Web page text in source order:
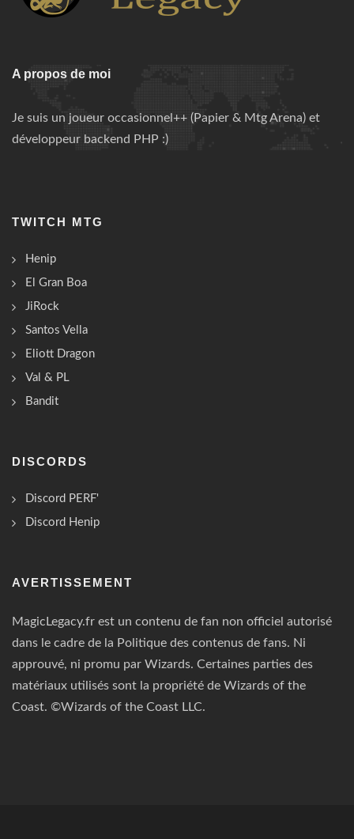
A propos de moi
Je suis un joueur occasionnel++ (Papier & Mtg Arena) et
développeur backend PHP :)
TWITCH MTG
Henip
El Gran Boa
JiRock
Santos Vella
Eliott Dragon
Val & PL
Bandit
DISCORDS
Discord PERF'
Discord Henip
AVERTISSEMENT
MagicLegacy.fr est un contenu de fan non officiel autorisé
dans le cadre de la Politique des contenus de fans. Ni
approuvé, ni promu par Wizards. Certaines parties des
matériaux utilisés sont la propriété de Wizards of the
Coast. ©Wizards of the Coast LLC.